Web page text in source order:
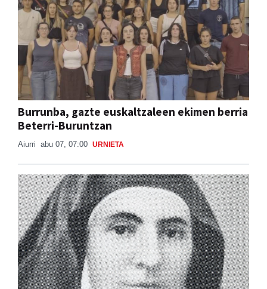
Burrunba, gazte euskaltzaleen ekimen berria
Beterri-Buruntzan
Aiurri abu 07, 07:00 URNIETA